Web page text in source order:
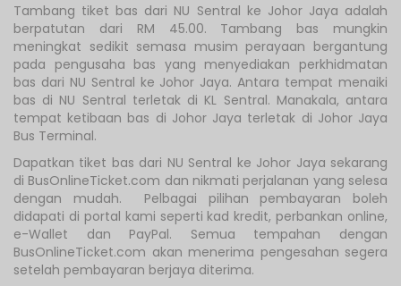
Tambang tiket bas dari NU Sentral ke Johor Jaya adalah
berpatutan dari RM 45.00. Tambang bas mungkin
meningkat sedikit semasa musim perayaan bergantung
pada pengusaha bas yang menyediakan perkhidmatan
bas dari NU Sentral ke Johor Jaya. Antara tempat menaiki
bas di NU Sentral terletak di KL Sentral. Manakala, antara
tempat ketibaan bas di Johor Jaya terletak di Johor Jaya
Bus Terminal.
Dapatkan tiket bas dari NU Sentral ke Johor Jaya sekarang
di BusOnlineTicket.com dan nikmati perjalanan yang selesa
dengan mudah. Pelbagai pilihan pembayaran boleh
didapati di portal kami seperti kad kredit, perbankan online,
e-Wallet dan PayPal. Semua tempahan dengan
BusOnlineTicket.com akan menerima pengesahan segera
setelah pembayaran berjaya diterima.